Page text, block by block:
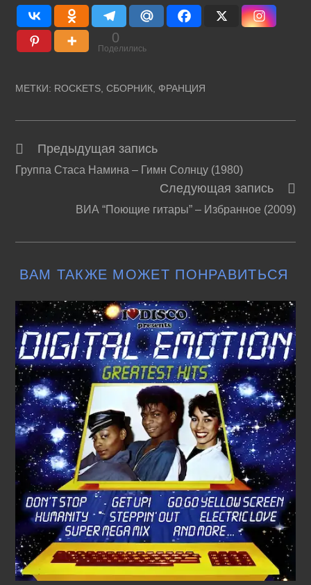
0
Поделились
МЕТКИ: ROCKETS СБОРНИК ФРАНЦИЯ
Читать
далее
Предыдущая запись
Группа Стаса Намина – Гимн Солнцу (1980)
Следующая запись
ВИА “Поющие гитары” – Избранное (2009)
ВАМ ТАКЖЕ МОЖЕТ ПОНРАВИТЬСЯ